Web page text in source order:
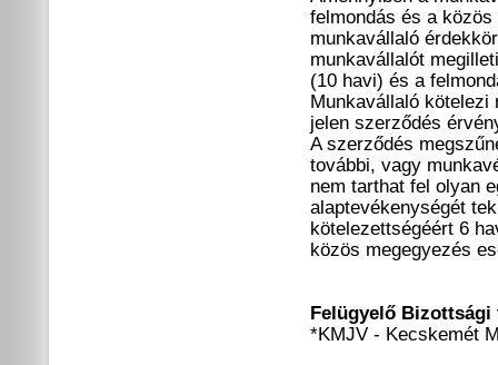
felmondás és a
munkavállaló
munkavállalót
(10 havi) és a
Munkavállaló kötelezi
jelen szerződés
A szerződés
további, vagy
nem tarthat fel olyan
alaptevékenységét
kötelezettségéért 6
közös megegyezés
Felügyelő Bizottsági
*KMJV - Kecskemét